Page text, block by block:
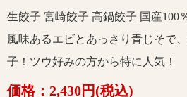
生餃子 宮崎餃子 高鍋餃子 国産100
風味あるエビとあっさり青じそで
子！ツウ好みの方から特に人気！
価格：2,430円(税込)